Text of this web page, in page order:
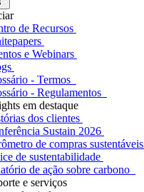
de Recursos
e Webinars
- Termos
- Regulamentos
em destaque
dos clientes
Sustain 2026
de compras sustentáveis
de sustentabilidade
de ação sobre carbono
e serviços